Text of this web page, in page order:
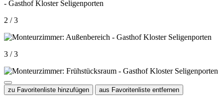
2 / 3
3 / 3
zu Favoritenliste hinzufügen aus Favoritenliste entfernen